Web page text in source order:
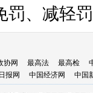
罚、减轻
协网 最高法 最高检
报网 中国经济网 中国